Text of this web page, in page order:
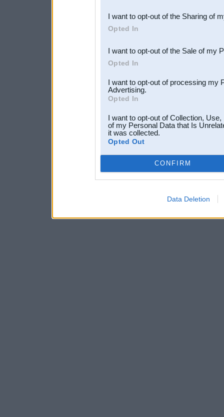
Downstream Participants
third parties.
I want to opt-out of the Sharing of
Opted In
I want to opt-out of the Sale of my
Opted In
I want to opt-out of processing my
Advertising.
Opted In
I want to opt-out of Collection,
of my Personal Data that Is
it was collected.
Opted Out
CONFIRM
Data Deletion